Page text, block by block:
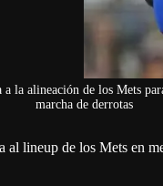
a la alineación de los Mets
marcha de derrotas
al lineup de los Mets en